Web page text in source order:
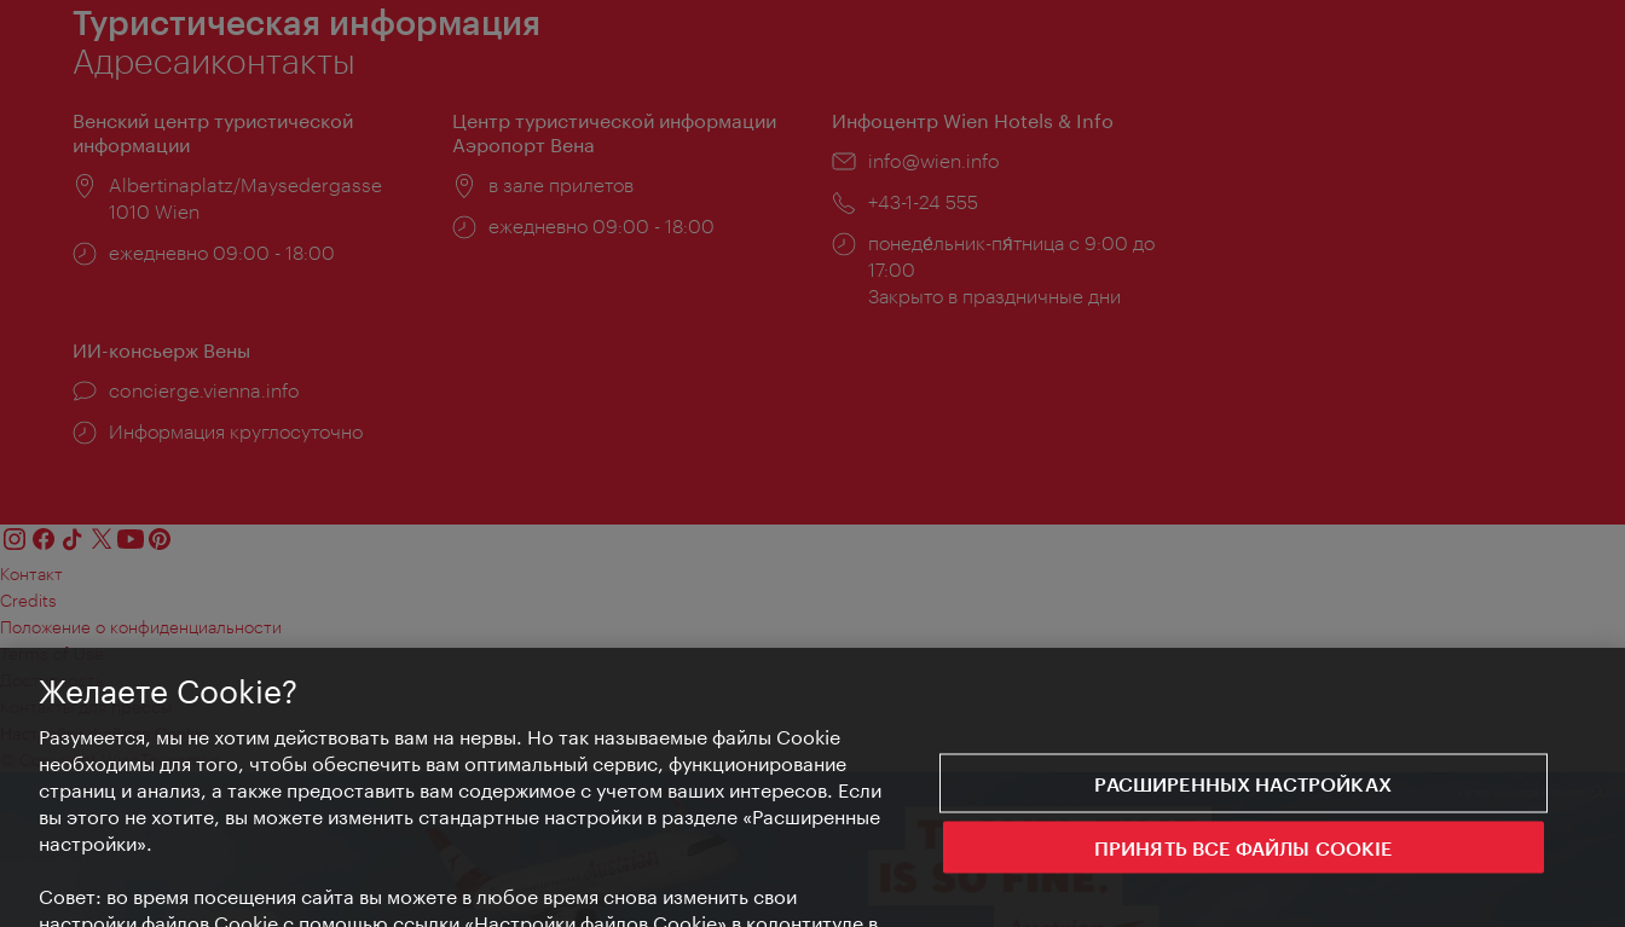
Туристическая информация
Адресаиконтакты
Венский центр туристической
информации
Расположение:
Albertinaplatz/Maysedergasse
1010 Wien
Часы
ежедневно 09:00 - 18:00
Центр туристической информации
Аэропорт Вена
Расположение:
в зале прилетов
Часы
ежедневно 09:00 - 18:00
Инфоцентр Wien Hotels & Info
Эл.
info@wien.info
Телефон:
+43-1-24 555
Часы
работы:
понеде́льник-пя́тница с 9:00 до
17:00
Закрыто в праздничные дни
ИИ-консьерж Вены
concierge.vienna.info
Информация круглосуточно
Контакт
Credits
Положение о конфиденциальности
Terms of Use
Доступность
Контакты для прессы
Настройки файлов Cookie
© Copyright WienTourismus
Желаете Cookie?
Разумеется, мы не хотим действовать вам на нервы. Но так называемые файлы Cookie
необходимы для того, чтобы обеспечить вам оптимальный сервис, функционирование
страниц и анализ, а также предоставить вам содержимое с учетом ваших интересов. Если
вы этого не хотите, вы можете изменить стандартные настройки в разделе «Расширенные
настройки».
Совет: во время посещения сайта вы можете в любое время снова изменить свои
РАСШИРЕННЫХ НАСТРОЙКАХ
ПРИНЯТЬ ВСЕ ФАЙЛЫ COOKIE